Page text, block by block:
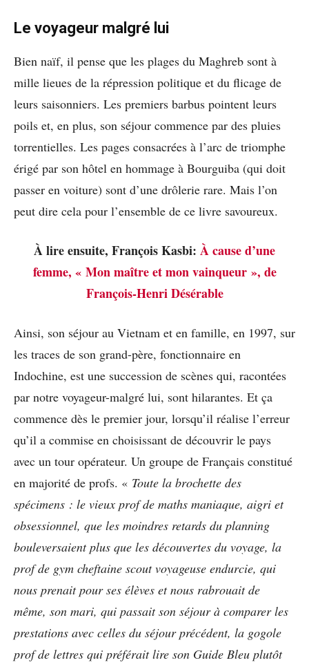
Le voyageur malgré lui
Bien naïf, il pense que les plages du Maghreb sont à
mille lieues de la répression politique et du flicage de
leurs saisonniers. Les premiers barbus pointent leurs
poils et, en plus, son séjour commence par des pluies
torrentielles. Les pages consacrées à l’arc de triomphe
érigé par son hôtel en hommage à Bourguiba (qui doit
passer en voiture) sont d’une drôlerie rare. Mais l’on
peut dire cela pour l’ensemble de ce livre savoureux.
À lire ensuite, François Kasbi: À cause d’une
femme, « Mon maître et mon vainqueur », de
François-Henri Désérable
Ainsi, son séjour au Vietnam et en famille, en 1997, sur
les traces de son grand-père, fonctionnaire en
Indochine, est une succession de scènes qui, racontées
par notre voyageur-malgré lui, sont hilarantes. Et ça
commence dès le premier jour, lorsqu’il réalise l’erreur
qu’il a commise en choisissant de découvrir le pays
avec un tour opérateur. Un groupe de Français constitué
en majorité de profs. « Toute la brochette des
spécimens : le vieux prof de maths maniaque, aigri et
obsessionnel, que les moindres retards du planning
bouleversaient plus que les découvertes du voyage, la
prof de gym cheftaine scout voyageuse endurcie, qui
nous prenait pour ses élèves et nous rabrouait de
même, son mari, qui passait son séjour à comparer les
prestations avec celles du séjour précédent, la gogole
prof de lettres qui préférait lire son Guide Bleu plutôt